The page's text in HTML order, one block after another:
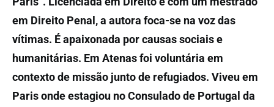
em Direito Penal, a autora foca-se na voz das
vítimas. É apaixonada por causas sociais e
humanitárias. Em Atenas foi voluntária em
contexto de missão junto de refugiados. Viveu em
Paris onde estagiou no Consulado de Portugal da